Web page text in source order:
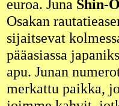
euroa. Juna Shin-
Osakan
sijaitsevat
pääasiassa
apu. Junan
merkattu paikka,